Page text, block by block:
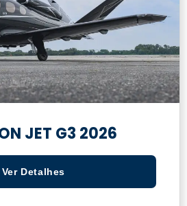
JET G3 2026
Ver Detalhes